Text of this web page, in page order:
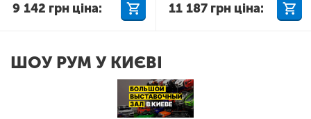
9 142 грн ціна: 11 187 грн ціна:
ШОУ РУМ У КИЄВІ